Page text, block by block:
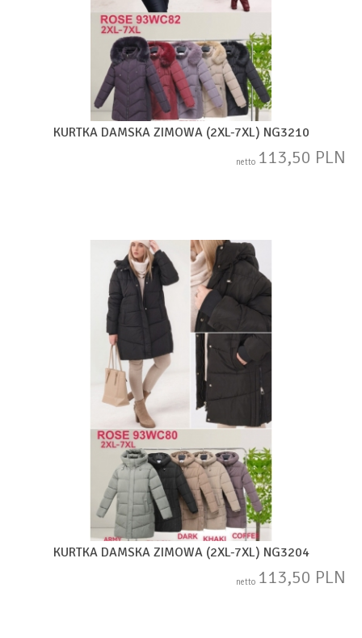
KURTKA DAMSKA ZIMOWA (2XL-7XL) NG3210
netto 113,50 PLN
KURTKA DAMSKA ZIMOWA (2XL-7XL) NG3204
netto 113,50 PLN